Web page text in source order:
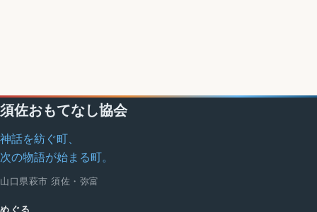
須佐おもてなし協会
神話を紡ぐ町、
次の物語が始まる町。
山口県萩市 須佐・弥富
めぐる